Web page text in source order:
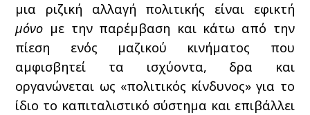
μια ριζική αλλαγή πολιτικής είναι εφικτή
μόνο με την παρέμβαση και κάτω από την
πίεση ενός μαζικού κινήματος που
αμφισβητεί τα ισχύοντα, δρα και
οργανώνεται ως «πολιτικός κίνδυνος» για το
ίδιο το καπιταλιστικό σύστημα και επιβάλλει